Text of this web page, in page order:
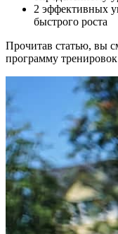
2 эффективных
быстрого роста
Прочитав статью, вы
программу тренировок